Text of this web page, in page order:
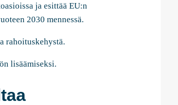
ja esittää EU:n
2030 mennessä.
rahoituskehystä.
lisäämiseksi.